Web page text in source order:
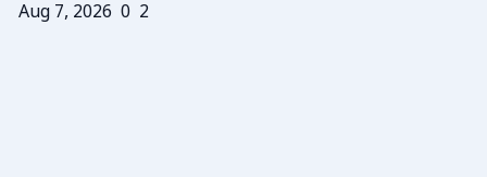
Aug 7, 2026 0 2